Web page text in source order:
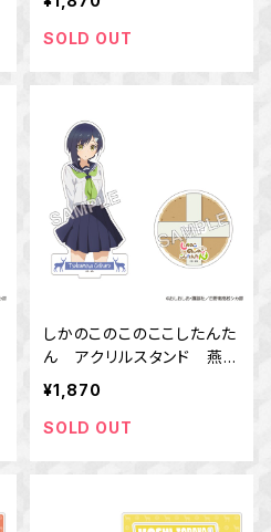
SOLD OUT
しかのこのこのここしたんた
ん アクリルスタンド 燕谷
千春
¥1,870
SOLD OUT